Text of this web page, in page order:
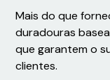
Mais do que
duradouras
que garantem o
clientes.